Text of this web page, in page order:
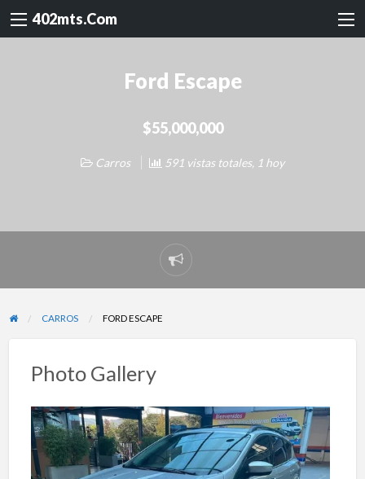
402mts.Com
Ford Escape
$55,000,000
Carros 591 vistas totales, 1 hoy
Reportar
problema
CARROS FORD ESCAPE
Photo Gallery